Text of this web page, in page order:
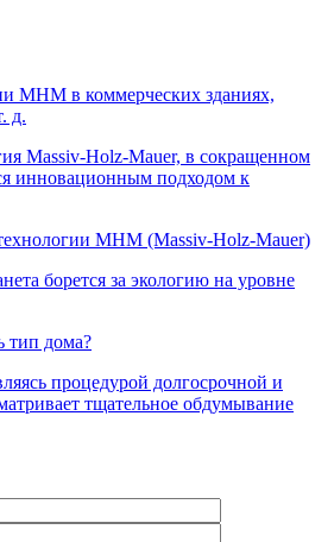
МНМ в коммерческих зданиях,
д.
Massiv-Holz-Mauer, в сокращенном
инновационным подходом к
MHM (Massiv-Holz-Mauer)
борется за экологию на уровне
тип дома?
процедурой долгосрочной и
тщательное обдумывание